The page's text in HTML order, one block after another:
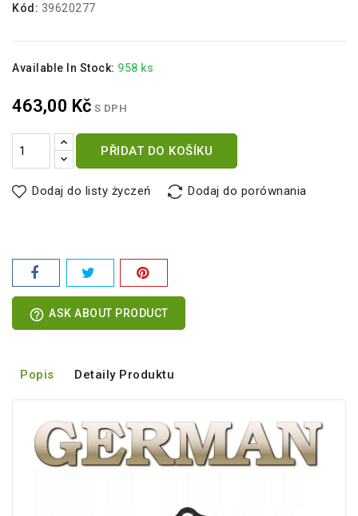
Kód: 39620277
Available In Stock: 958 ks
463,00 Kč S DPH
PŘIDAT DO KOŠÍKU
Dodaj do listy życzeń Dodaj do porównania
help_outline ASK ABOUT PRODUCT
Popis Detaily Produktu